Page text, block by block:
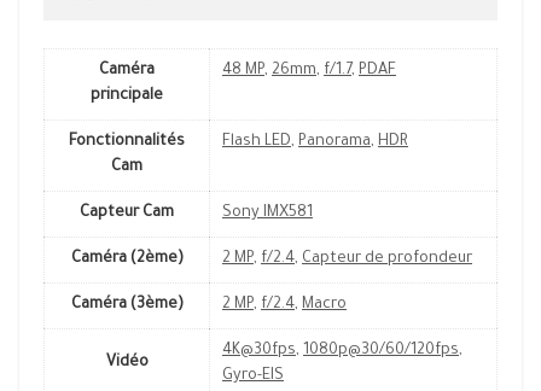
Caméra
principale
48 MP, 26mm, f/1.7, PDAF
Fonctionnalités
Cam
Flash LED, Panorama, HDR
Capteur Cam Sony IMX581
Caméra (2ème) 2 MP, f/2.4, Capteur de profondeur
Caméra (3ème) 2 MP, f/2.4, Macro
Vidéo
4K@30fps, 1080p@30/60/120fps,
Gyro-EIS